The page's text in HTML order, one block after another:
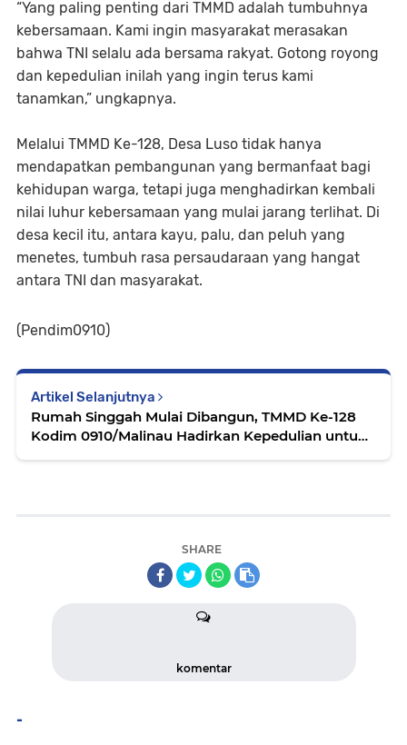
“Yang paling penting dari TMMD adalah tumbuhnya
kebersamaan. Kami ingin masyarakat merasakan
bahwa TNI selalu ada bersama rakyat. Gotong royong
dan kepedulian inilah yang ingin terus kami
tanamkan,” ungkapnya.
Melalui TMMD Ke-128, Desa Luso tidak hanya
mendapatkan pembangunan yang bermanfaat bagi
kehidupan warga, tetapi juga menghadirkan kembali
nilai luhur kebersamaan yang mulai jarang terlihat. Di
desa kecil itu, antara kayu, palu, dan peluh yang
menetes, tumbuh rasa persaudaraan yang hangat
antara TNI dan masyarakat.
(Pendim0910)
Artikel Selanjutnya
Rumah Singgah Mulai Dibangun, TMMD Ke-128
Kodim 0910/Malinau Hadirkan Kepedulian untuk
SHARE
komentar
-